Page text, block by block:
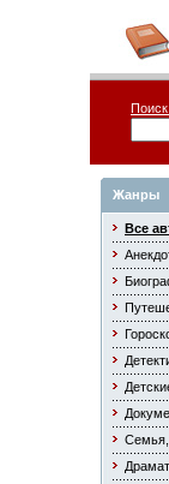
Поиск
Жанры
Все
Семья,